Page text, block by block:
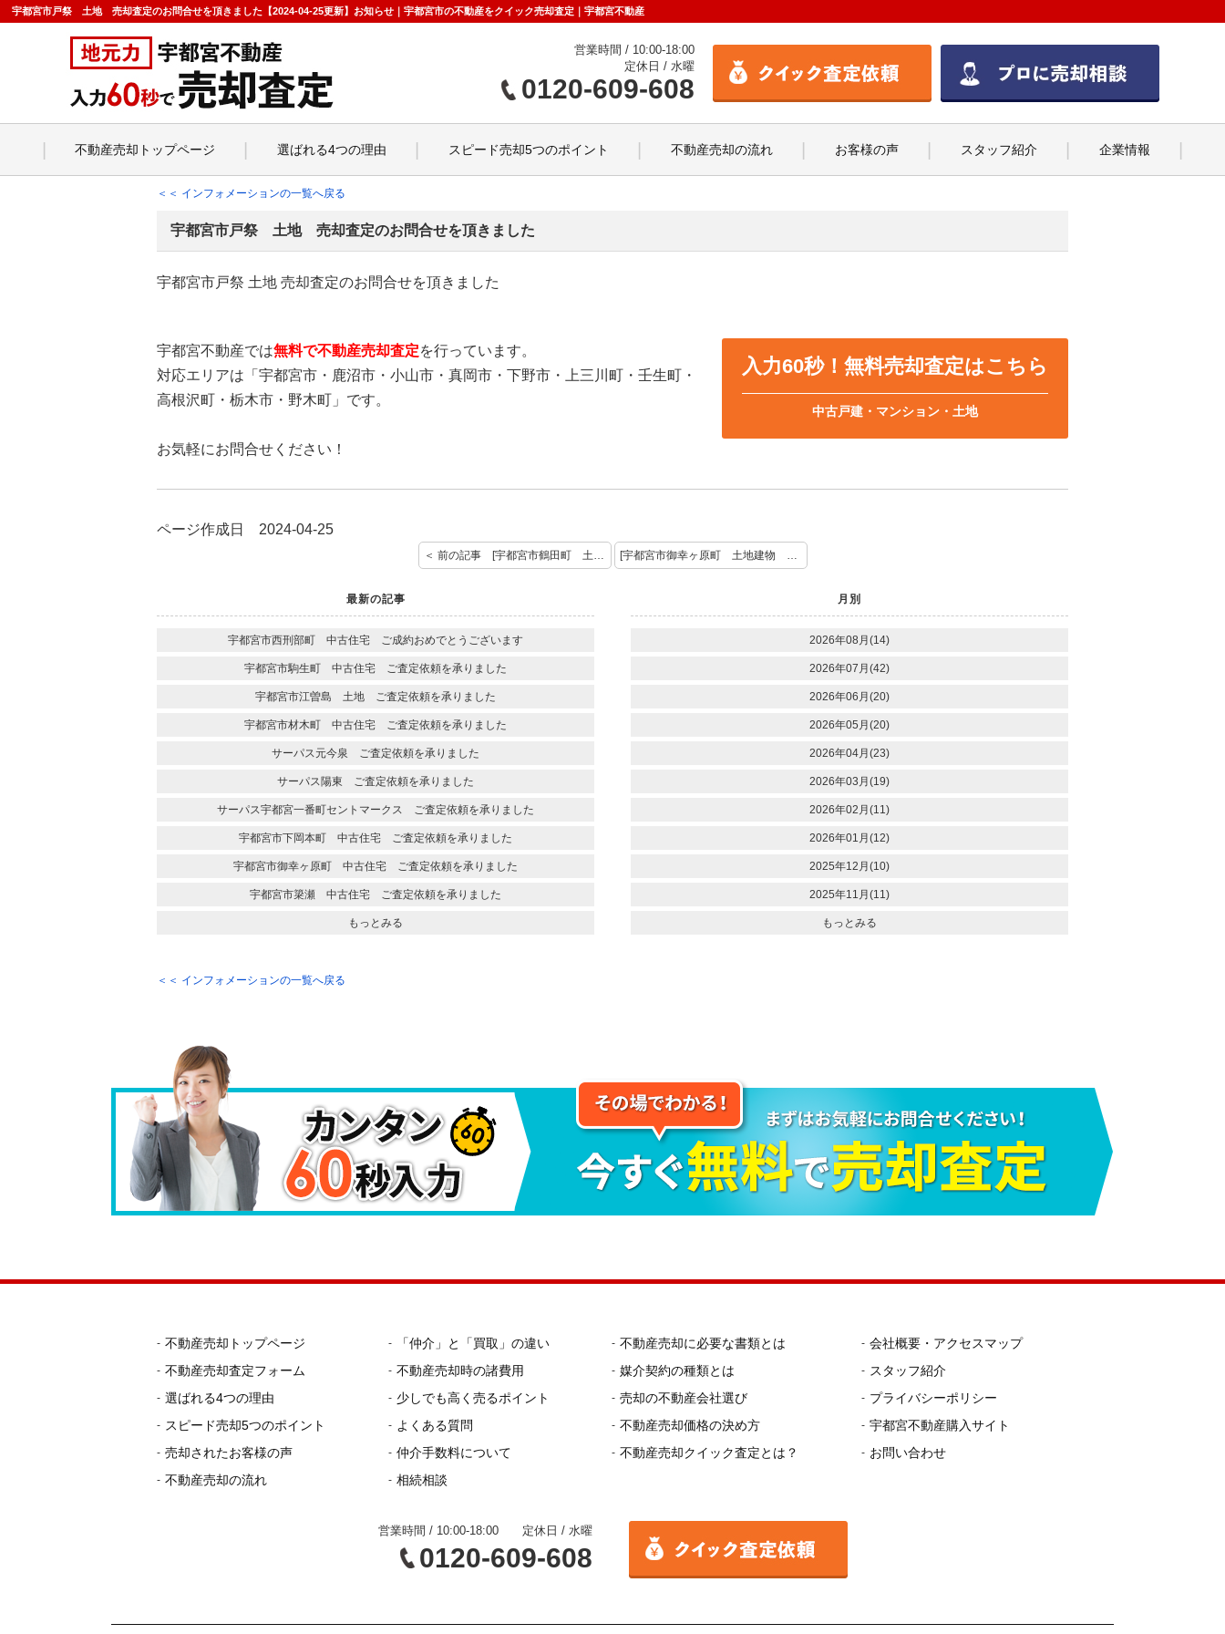
宇都宮市戸祭 土地 売却査定のお問合せを頂きました【2024-04-25更新】お知らせ｜宇都宮市の不動産をクイック売却査定｜宇都宮不動産
営業時間 / 10:00-18:00
定休日 / 水曜
0120-609-608
不動産売却トップページ 選ばれる4つの理由 スピード売却5つのポイント 不動産売却の流れ お客様の声 スタッフ紹介 企業情報
＜＜ インフォメーションの一覧へ戻る
宇都宮市戸祭 土地 売却査定のお問合せを頂きました
宇都宮市戸祭 土地 売却査定のお問合せを頂きました
宇都宮不動産では無料で不動産売却査定を行っています。
対応エリアは「宇都宮市・鹿沼市・小山市・真岡市・下野市・上三川町・壬生町・
高根沢町・栃木市・野木町」です。
お気軽にお問合せください！
入力60秒！無料売却査定はこちら
中古戸建・マンション・土地
ページ作成日 2024-04-25
＜ 前の記事 [宇都宮市鶴田町 土地 売却査定のご依頼を頂きました] [宇都宮市御幸ヶ原町 土地建物 ご成約おめでとうございます] 次の記事 ＞
最新の記事
宇都宮市西刑部町 中古住宅 ご成約おめでとうございます
宇都宮市駒生町 中古住宅 ご査定依頼を承りました
宇都宮市江曽島 土地 ご査定依頼を承りました
宇都宮市材木町 中古住宅 ご査定依頼を承りました
サーパス元今泉 ご査定依頼を承りました
サーパス陽東 ご査定依頼を承りました
サーパス宇都宮一番町セントマークス ご査定依頼を承りました
宇都宮市下岡本町 中古住宅 ご査定依頼を承りました
宇都宮市御幸ヶ原町 中古住宅 ご査定依頼を承りました
宇都宮市簗瀬 中古住宅 ご査定依頼を承りました
もっとみる
月別
2026年08月(14)
2026年07月(42)
2026年06月(20)
2026年05月(20)
2026年04月(23)
2026年03月(19)
2026年02月(11)
2026年01月(12)
2025年12月(10)
2025年11月(11)
もっとみる
＜＜ インフォメーションの一覧へ戻る
不動産売却トップページ
不動産売却査定フォーム
選ばれる4つの理由
スピード売却5つのポイント
売却されたお客様の声
不動産売却の流れ
「仲介」と「買取」の違い
不動産売却時の諸費用
少しでも高く売るポイント
よくある質問
仲介手数料について
相続相談
不動産売却に必要な書類とは
媒介契約の種類とは
売却の不動産会社選び
不動産売却価格の決め方
不動産売却クイック査定とは？
会社概要・アクセスマップ
スタッフ紹介
プライバシーポリシー
宇都宮不動産購入サイト
お問い合わせ
営業時間 / 10:00-18:00 定休日 / 水曜
0120-609-608